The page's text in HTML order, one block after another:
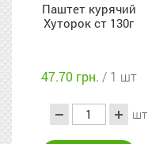
Паштет курячий
Хуторок ст 130г
47.70 грн. / 1 шт
шт